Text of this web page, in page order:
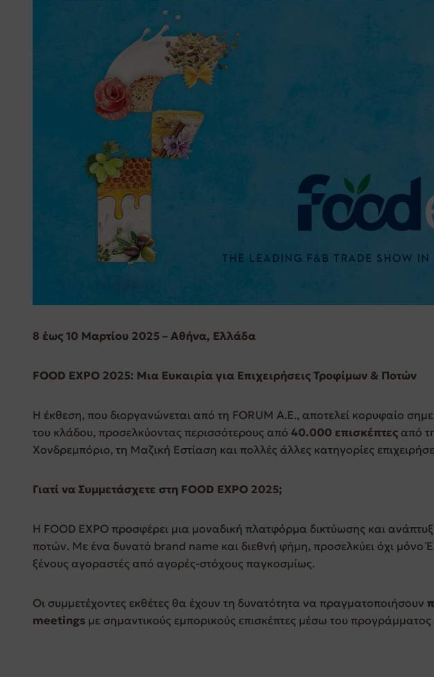
8 έως 10 Μαρτίου 2025 – Αθήνα, Ελλάδα
FOOD EXPO 2025: Μια Ευκαιρία για Επιχειρήσεις Τροφίμων & Ποτών
Η έκθεση, που διοργανώνεται από τη FORUM A.E., αποτελεί κορυφαίο
του κλάδου, προσελκύοντας περισσότερους από 40.000 επισκέπτες από
Χονδρεμπόριο, τη Μαζική Εστίαση και πολλές άλλες κατηγορίες
Γιατί να Συμμετάσχετε στη FOOD EXPO 2025;
Η FOOD EXPO προσφέρει μια μοναδική πλατφόρμα δικτύωσης και
ποτών. Με ένα δυνατό brand name και διεθνή φήμη, προσελκύει όχι μόνο
ξένους αγοραστές από αγορές-στόχους παγκοσμίως.
Οι συμμετέχοντες εκθέτες θα έχουν τη δυνατότητα να πραγματοποιήσουν
meetings με σημαντικούς εμπορικούς επισκέπτες μέσω του